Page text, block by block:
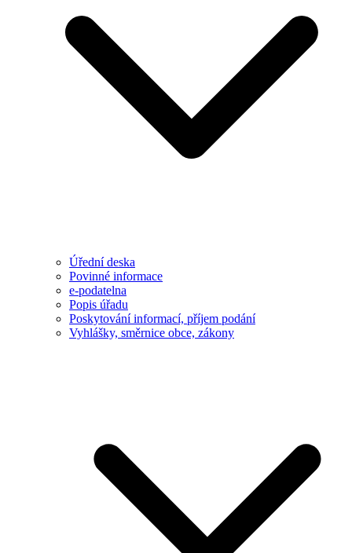
Úřední deska
Povinné informace
e-podatelna
Popis úřadu
Poskytování informací, příjem podání
Vyhlášky, směrnice obce, zákony